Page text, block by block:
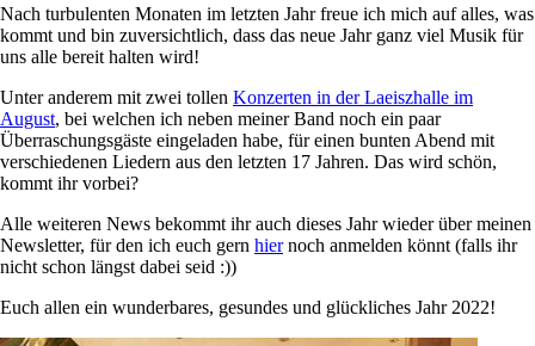
Nach turbulenten Monaten im letzten Jahr freue ich mich auf alles, was
kommt und bin zuversichtlich, dass das neue Jahr ganz viel Musik für
uns alle bereit halten wird!
Unter anderem mit zwei tollen Konzerten in der Laeiszhalle im
August, bei welchen ich neben meiner Band noch ein paar
Überraschungsgäste eingeladen habe, für einen bunten Abend mit
verschiedenen Liedern aus den letzten 17 Jahren. Das wird schön,
kommt ihr vorbei?
Alle weiteren News bekommt ihr auch dieses Jahr wieder über meinen
Newsletter, für den ich euch gern hiernoch anmelden könnt (falls ihr
nicht schon längst dabei seid :))
Euch allen ein wunderbares, gesundes und glückliches Jahr 2022!